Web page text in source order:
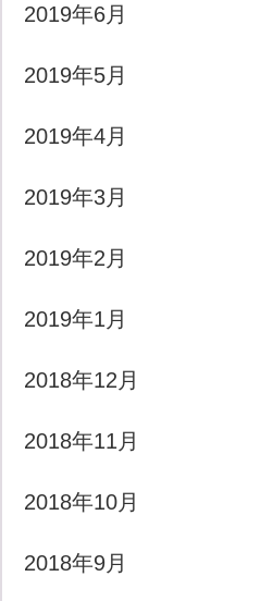
2019年6月
2019年5月
2019年4月
2019年3月
2019年2月
2019年1月
2018年12月
2018年11月
2018年10月
2018年9月